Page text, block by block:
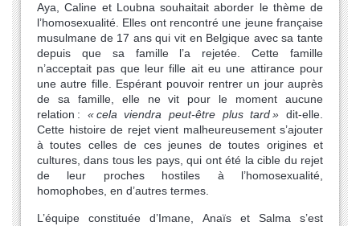
Aya, Caline et Loubna souhaitait aborder le thème de
l’homosexualité. Elles ont rencontré une jeune française
musulmane de 17 ans qui vit en Belgique avec sa tante
depuis que sa famille l’a rejetée. Cette famille
n’acceptait pas que leur fille ait eu une attirance pour
une autre fille. Espérant pouvoir rentrer un jour auprès
de sa famille, elle ne vit pour le moment aucune
relation : « cela viendra peut-être plus tard » dit-elle.
Cette histoire de rejet vient malheureusement s’ajouter
à toutes celles de ces jeunes de toutes origines et
cultures, dans tous les pays, qui ont été la cible du rejet
de leur proches hostiles à l’homosexualité,
homophobes, en d’autres termes.
L’équipe constituée d’Imane, Anaïs et Salma s’est